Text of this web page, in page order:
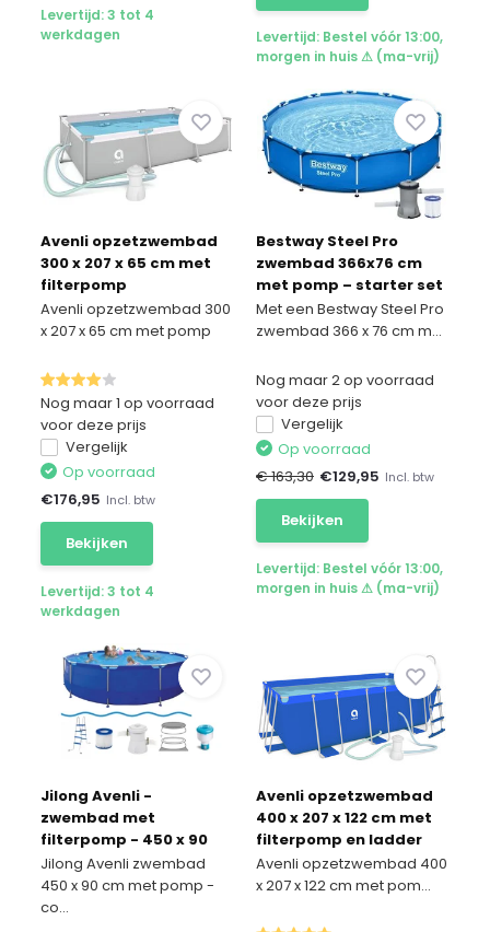
Levertijd: 3 tot 4
werkdagen
Levertijd: Bestel vóór 13:00,
morgen in huis ⚠ (ma-vrij)
Avenli opzetzwembad
300 x 207 x 65 cm met
filterpomp
Avenli opzetzwembad 300
x 207 x 65 cm met pomp
Nog maar 1 op voorraad
voor deze prijs
Vergelijk
Op voorraad
€176,95 Incl. btw
Bekijken
Levertijd: 3 tot 4
werkdagen
Bestway Steel Pro
zwembad 366x76 cm
met pomp – starter set
Met een Bestway Steel Pro
zwembad 366 x 76 cm m...
Nog maar 2 op voorraad
voor deze prijs
Vergelijk
Op voorraad
€ 163,30 €129,95 Incl. btw
Bekijken
Levertijd: Bestel vóór 13:00,
morgen in huis ⚠ (ma-vrij)
Jilong Avenli -
zwembad met
filterpomp - 450 x 90
cm - compleet
Jilong Avenli zwembad
450 x 90 cm met pomp -
co...
Avenli opzetzwembad
400 x 207 x 122 cm met
filterpomp en ladder
Avenli opzetzwembad 400
x 207 x 122 cm met pom...